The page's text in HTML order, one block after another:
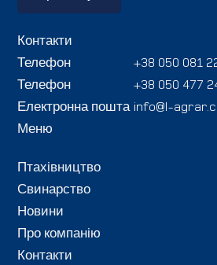
Контакти
Телефон
+38 050 081
Телефон
+38 050 477
Електронна пошта info@l-
Меню
Птахівництво
Свинарство
Новини
Про компанію
Контакти